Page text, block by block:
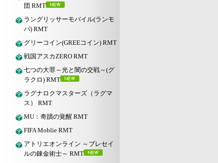
団 RMT
ラングリッサーモバイル(ランモ
バ) RMT
グリーコイン(GREEコイン) RMT
戦国アスカZERO RMT
七つの大罪～光と闇の交戦～(グ
ラクロ) RMT
ラグナロクマスターズ（ラグマ
ス） RMT
MU：奇蹟の覚醒 RMT
FIFA Moblie RMT
アトリエオンライン ～ブレセイ
ルの錬金術士～ RMT